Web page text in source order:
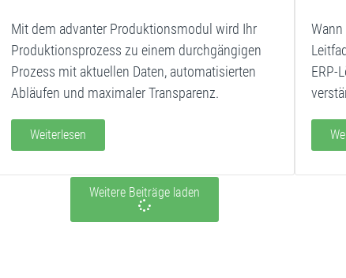
Mit dem advanter Produktionsmodul wird Ihr
Produktionsprozess zu einem durchgängigen
Prozess mit aktuellen Daten, automatisierten
Abläufen und maximaler Transparenz.
Weiterlesen
ERP-
Weitere Beiträge laden